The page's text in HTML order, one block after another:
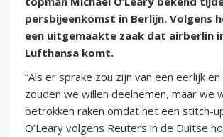
persbijeenkomst in Berlijn. Volgens
een uitgemaakte zaak dat airberlin
Lufthansa komt.
“Als er sprake zou zijn van een eerlijk
zouden we willen deelnemen, maar we
betrokken raken omdat het een stitch-
O’Leary volgens Reuters in de Duitse